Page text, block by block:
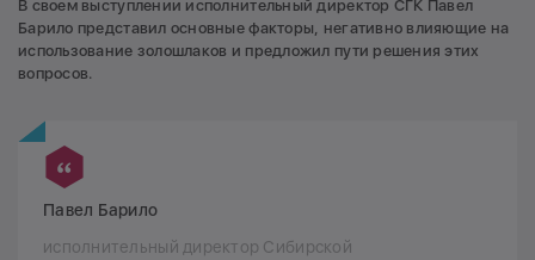
В своем выступлении исполнительный директор СГК Павел
Барило представил основные факторы, негативно влияющие на
использование золошлаков и предложил пути решения этих
вопросов.
Павел Барило
исполнительный директор Сибирской